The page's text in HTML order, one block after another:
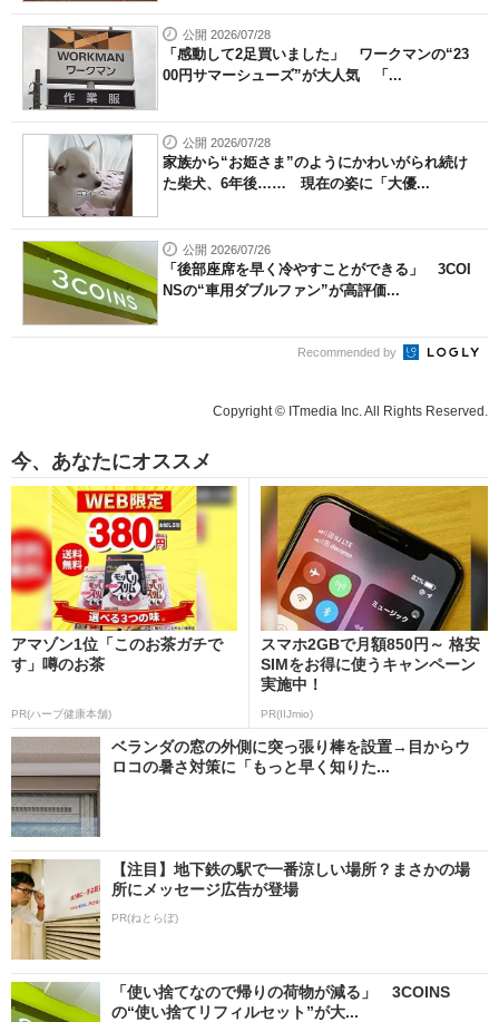
公開 2026/07/28
「感動して2足買いました」 ワークマンの“23
00円サマーシューズ”が大人気 「...
公開 2026/07/28
家族から“お姫さま”のようにかわいがられ続け
た柴犬、6年後…… 現在の姿に「大優...
公開 2026/07/26
「後部座席を早く冷やすことができる」 3COI
NSの“車用ダブルファン”が高評価...
Recommended by
Copyright © ITmedia Inc. All Rights Reserved.
今、あなたにオススメ
アマゾン1位「このお茶ガチで
す」噂のお茶
PR(ハーブ健康本舗)
スマホ2GBで月額850円～ 格安
SIMをお得に使うキャンペーン
実施中！
PR(IIJmio)
ベランダの窓の外側に突っ張り棒を設置→目からウ
ロコの暑さ対策に「もっと早く知りた...
【注目】地下鉄の駅で一番涼しい場所？まさかの場
所にメッセージ広告が登場
PR(ねとらぼ)
「使い捨てなので帰りの荷物が減る」 3COINS
の“使い捨てリフィルセット”が大...